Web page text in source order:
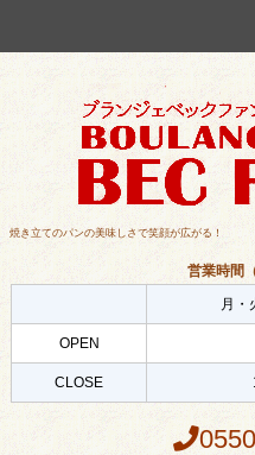
焼き立てのパンの美味しさで笑顔が広がる！
営業時間
月・
OPEN
CLOSE